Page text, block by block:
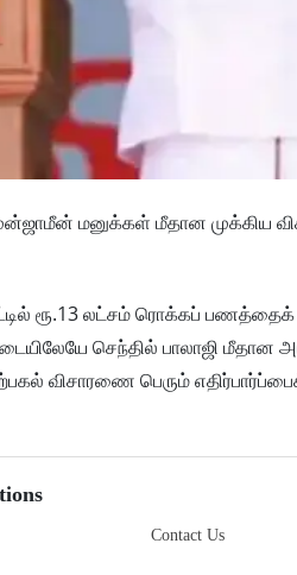
மனுக்கள் மீதான முக்கிய
ரூ.13 லட்சம் ரொக்கப்
செந்தில் பாலாஜி மீதான
விசாரணை பெரும் எதிர்பார்ப்பைக்
Contact Us